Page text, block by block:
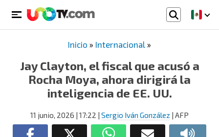
Inicio » Internacional »
Jay Clayton, el fiscal que acusó a
Rocha Moya, ahora dirigirá la
inteligencia de EE. UU.
11 junio, 2026 | 17:22 | Sergio Iván González | AFP